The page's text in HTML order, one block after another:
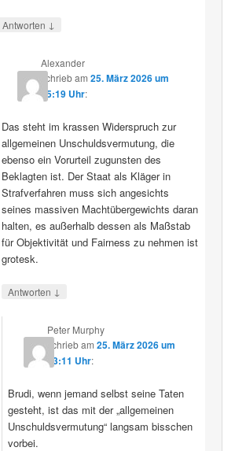
Antworten ↓
Alexander
schriebam25. März 2026 um
15:19 Uhr:
Das steht im krassen Widerspruch zur
allgemeinen Unschuldsvermutung, die
ebenso ein Vorurteil zugunsten des
Beklagten ist. Der Staat als Kläger in
Strafverfahren muss sich angesichts
seines massiven Machtübergewichts daran
halten, es außerhalb dessen als Maßstab
für Objektivität und Fairness zu nehmen ist
grotesk.
Antworten ↓
Peter Murphy
schriebam 25. März 2026 um
23:11 Uhr:
Brudi, wenn jemand selbst seine Taten
gesteht, ist das mit der „allgemeinen
Unschuldsvermutung“ langsam bisschen
vorbei.